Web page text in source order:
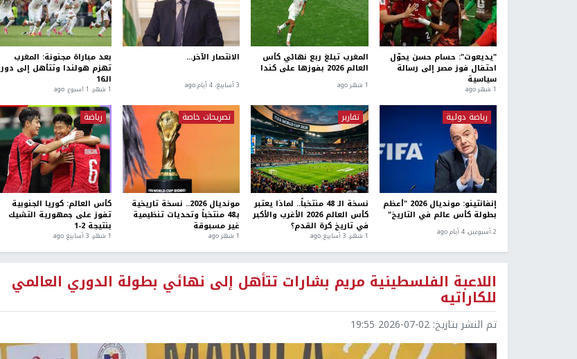
"يديعوت": حسام حسن يحوّل
احتفال فوز مصر إلى رسالة
سياسية
1 شهر ago
المغرب تبلغ ربع نهائي كأس
العالم 2026 بفوزها على كندا
1 شهر ago
الانتصار الآخر...
3 أسابيع، 4 أيام ago
بعد مباراة مجنونة: المغرب
تهزم هولندا وتتأهل إلى دور
الـ16
1 شهر، 1 اسبوع. ago
رياضة دولية
إنفانتينو: مونديال 2026 "أعظم
بطولة كأس عالم في التاريخ"
2 أسبوعين، 4 أيام ago
تقارير
نسخة الـ 48 منتخباً.. لماذا يعتبر
كأس العالم 2026 الأغرب والأكبر
في تاريخ كرة القدم؟
1 شهر، 3 أسابيع ago
تصريحات خاصة
مونديال 2026.. نسخة تاريخية
بـ48 منتخباً وتحديات تنظيمية
غير مسبوقة
1 شهر ago
رياضة
كأس العالم: كوريا الجنوبية
تفوز على جمهورية التشيك
بنتيجة 2-1
1 شهر، 3 أسابيع ago
اللاعبة الفلسطينية مريم بشارات تتأهل إلى نهائي بطولة الدوري العالمي
للكاراتيه
تم النشر بتاريخ: 2026-07-02 19:55